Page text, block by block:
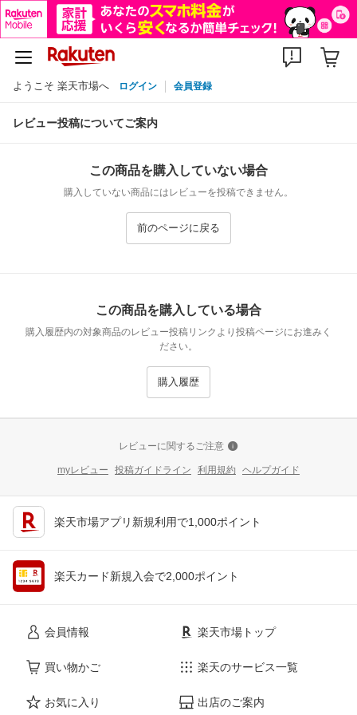
ようこそ 楽天市場へ ログイン 会員登録
レビュー投稿についてご案内
この商品を購入していない場合
購入していない商品にはレビューを投稿できません。
前のページに戻る
この商品を購入している場合
購入履歴内の対象商品のレビュー投稿リンクより投稿ページにお進みく
ださい。
購入履歴
レビューに関するご注意
myレビュー 投稿ガイドライン 利用規約 ヘルプガイド
楽天市場アプリ新規利用で1,000ポイント
楽天カード新規入会で2,000ポイント
会員情報
買い物かご
お気に入り
楽天市場トップ
楽天のサービス一覧
出店のご案内